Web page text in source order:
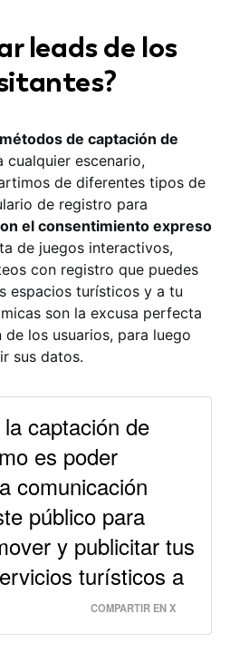
leads de los
métodos de captación de
cualquier escenario,
de diferentes tipos de
de registro para
el consentimiento expreso
de juegos interactivos,
con registro que puedes
espacios turísticos y a tu
son la excusa perfecta
los usuarios, para luego
sus datos.
captación de
es poder
comunicación
público para
y publicitar tus
turísticos a
COMPARTIR EN X